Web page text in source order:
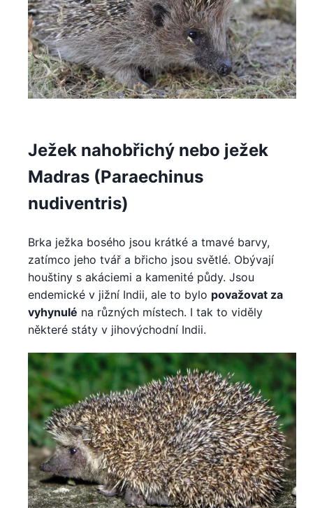
Ježek nahobřichý nebo ježek
Madras (Paraechinus
nudiventris)
Brka ježka bosého jsou krátké a tmavé barvy,
zatímco jeho tvář a břicho jsou světlé. Obývají
houštiny s akáciemi a kamenité půdy. Jsou
endemické v jižní Indii, ale to bylo považovat za
vyhynulé na různých místech. I tak to viděly
některé státy v jihovýchodní Indii.